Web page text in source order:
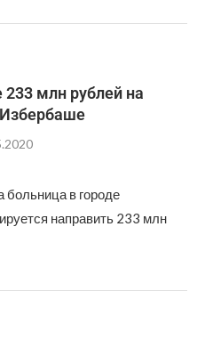
млн рублей на
больница в городе
направить 233 млн